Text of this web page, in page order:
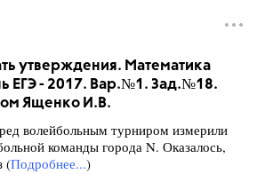
утверждения. Математика
ЕГЭ - 2017. Вар.№1. Зад.№18.
Ященко И.В.
волейбольным турниром измерили
команды города N. Оказалось,
(Подробнее...)